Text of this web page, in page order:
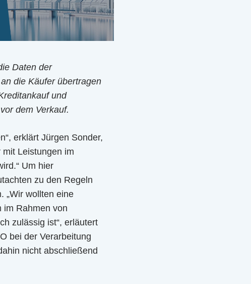
Daten der
die Käufer übertragen
und
dem Verkauf.
erklärt Jürgen Sonder,
Leistungen im
Um hier
zu den Regeln
„Wir wollten eine
im Rahmen von
zulässig ist“, erläutert
bei der Verarbeitung
nicht abschließend